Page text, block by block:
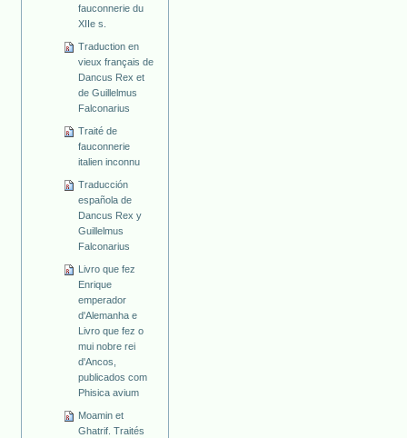
fauconnerie du
XIIe s.
Traduction en
vieux français de
Dancus Rex et
de Guillelmus
Falconarius
Traité de
fauconnerie
italien inconnu
Traducción
española de
Dancus Rex y
Guillelmus
Falconarius
Livro que fez
Enrique
emperador
d'Alemanha e
Livro que fez o
mui nobre rei
d'Ancos,
publicados com
Phisica avium
Moamin et
Ghatrif. Traités